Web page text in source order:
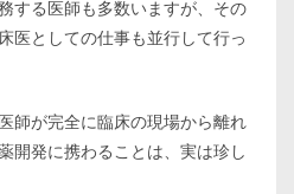
する医師も多数いますが、その
医としての仕事も並行して行っ
師が完全に臨床の現場から離れ
開発に携わることは、実は珍し